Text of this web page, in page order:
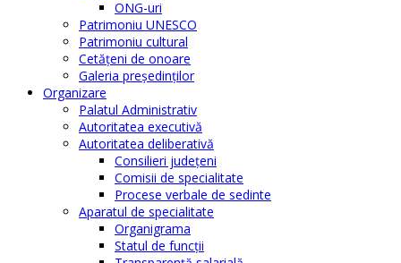
ONG-uri
Patrimoniu UNESCO
Patrimoniu cultural
Cetăţeni de onoare
Galeria președinților
Organizare
Palatul Administrativ
Autoritatea executivă
Autoritatea deliberativă
Consilieri judeţeni
Comisii de specialitate
Procese verbale de sedinte
Aparatul de specialitate
Organigrama
Statul de funcții